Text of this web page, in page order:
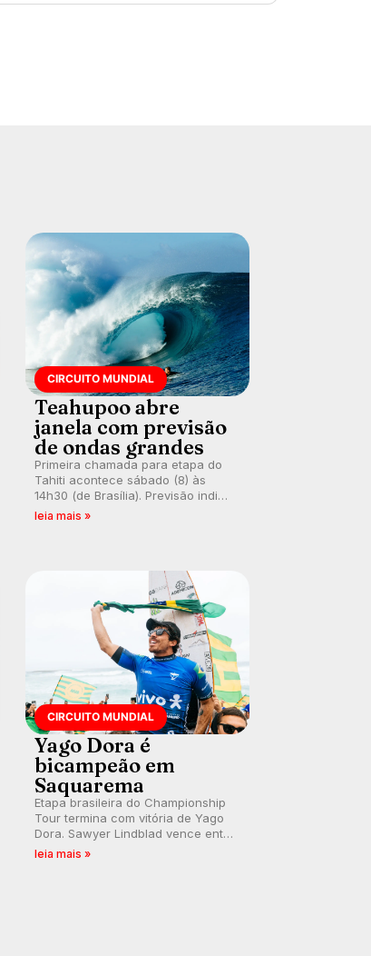
CIRCUITO MUNDIAL
Teahupoo abre
janela com previsão
de ondas grandes
Primeira chamada para etapa do
Tahiti acontece sábado (8) às
14h30 (de Brasília). Previsão indica
swell consistente. Medina
leia mais »
CIRCUITO MUNDIAL
Yago Dora é
bicampeão em
Saquarema
Etapa brasileira do Championship
Tour termina com vitória de Yago
Dora. Sawyer Lindblad vence entre
as mulheres e Leonardo Fioravanti
leia mais »